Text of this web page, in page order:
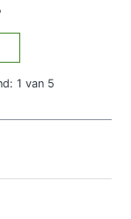
1 van 5